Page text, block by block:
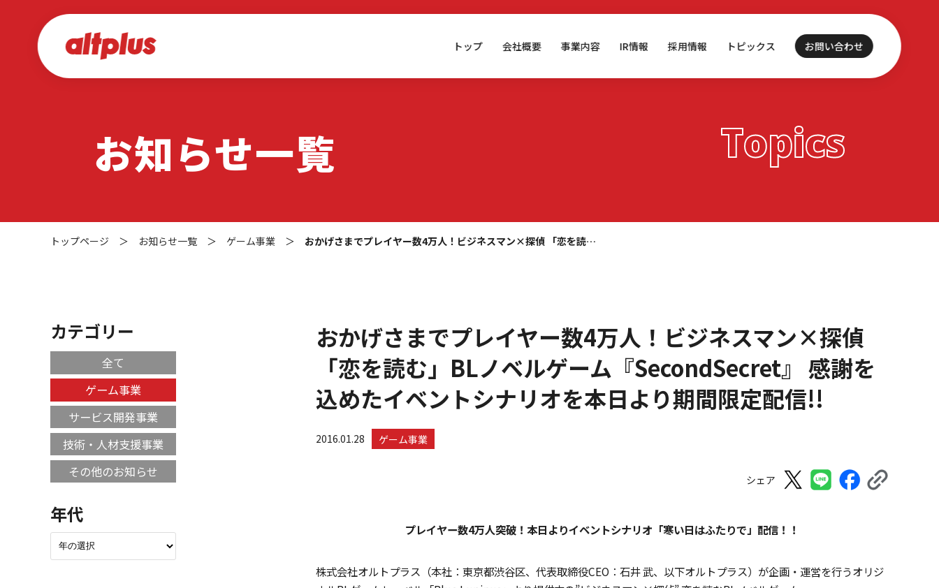
トップ 会社概要 事業内容 IR情報 採用情報 トピックス お問い合わせ
お知らせ一覧 Topics
トップページ ＞ お知らせ一覧 ＞ ゲーム事業 ＞ おかげさまでプレイヤー数4万人！ビジネスマン×探偵 「恋を読…
おかげさまでプレイヤー数4万人！ビジネスマン×探偵
「恋を読む」BLノベルゲーム『SecondSecret』 感謝を
込めたイベントシナリオを本日より期間限定配信!!
2016.01.28 ゲーム事業
シェア
プレイヤー数4万人突破！本日よりイベントシナリオ「寒い日はふたりで」配信！！
株式会社オルトプラス（本社：東京都渋谷区、代表取締役CEO：石井 武、以下オルトプラス）が企画・運営を行うオリジ
カテゴリー
全て
ゲーム事業
サービス開発事業
技術・人材支援事業
その他のお知らせ
年代